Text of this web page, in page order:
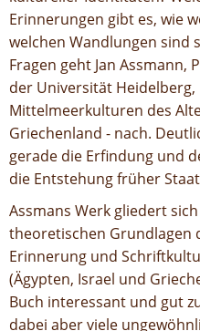
Erinnerungen gibt es, wie
welchen Wandlungen sind
Fragen geht Jan Assmann,
der Universität
Mittelmeerkulturen des
Griechenland - nach.
gerade die Erfindung und
die Entstehung früher
Assmans Werk gliedert
theoretischen Grundlagen
Erinnerung und
(Ägypten, Israel und
Buch interessant und gut
dabei aber viele